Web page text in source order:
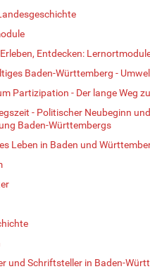
Entdecken:
Baden-Württemberg -
Partizipation - Der lange Weg
- Politischer Neubeginn und
Baden-Württembergs
Leben in Baden und
und Schriftsteller in Baden-